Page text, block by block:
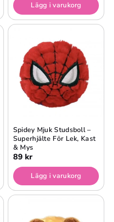
Lägg i varukorg
Spidey Mjuk Studsboll –
Superhjälte För Lek, Kast
& Mys
89 kr
Lägg i varukorg